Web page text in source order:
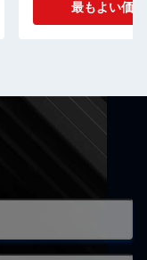
最もよい価